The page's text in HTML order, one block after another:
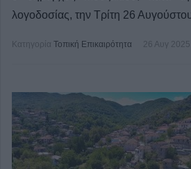
λογοδοσίας, την Τρίτη 26
Κατηγορία Τοπική Επικαιρότητα 26 Αυγ 2025